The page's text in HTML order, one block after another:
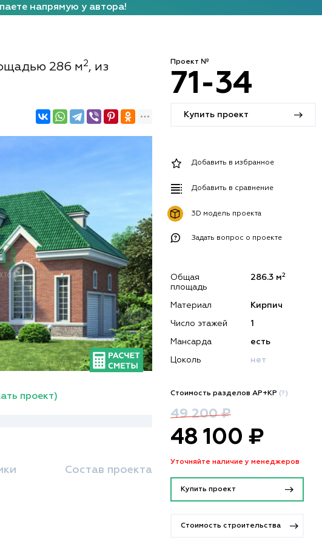
напрямую у автора!
286 м2, из
проект)
Состав проекта
Проект №
71-34
Купить проект
Добавить в избранное
Добавить в сравнение
3D модель проекта
Задать вопрос о проекте
Общая
площадь
286.3 м2
Материал Кирпич
Число этажей 1
Мансарда есть
Цоколь нет
Стоимость разделов АР+КР (?)
49 200 ₽
48 100 ₽
Уточняйте наличие у менеджеров
Купить проект
Стоимость строительства